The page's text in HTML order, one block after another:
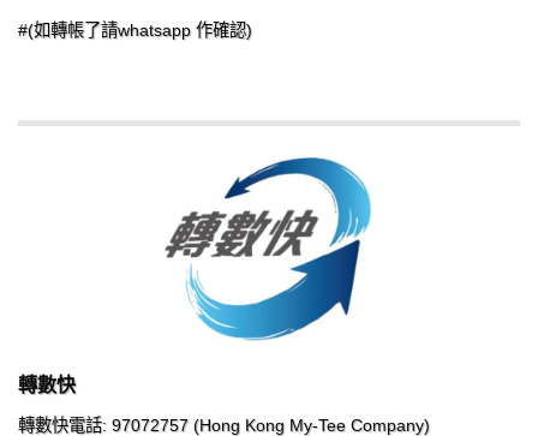
#(如轉帳了請whatsapp 作確認)
轉數快
轉數快電話: 97072757 (Hong Kong My-Tee Company)